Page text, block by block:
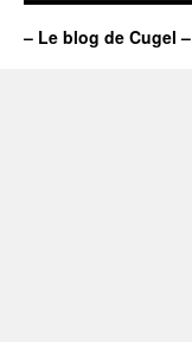
– Le blog de Cugel –